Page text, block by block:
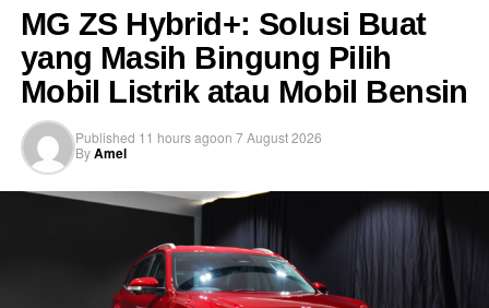
kamu bawa naik motor.
Fitur motor modern
cruise control dan mode berkendara. Cruise control bantu
ngatur kecepatan konstan motor biar gak terus-terusan
mutar tuas. So, fitur ini bikin kamu gak kecapekan meski
perjalanan jauh. Ada juga mode berkendara yang bisa
kamu pilih sesuai kondisi, misal rain mode, standard
mode, atau sport mode. Makin aman dan tenang di jalan
MG ZS Hybrid+: Solusi Buat
yang Masih Bingung Pilih
Mobil Listrik atau Mobil Bensin
Published 11 hours agoon 7 August 2026
ByAmel